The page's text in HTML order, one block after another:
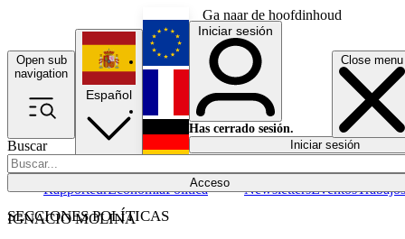
Ga naar de hoofdinhoud
Open sub
navigation
Close menu
Buscar
Acceso
SECCIONES POLÍTICAS
RapporteurEconomíaPolítica NewslettersEventosTrabajos
Español
English
Français
Iniciar sesión
Has cerrado sesión.
Iniciar sesión
IGNACIO MOLINA